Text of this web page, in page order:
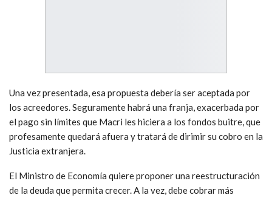
Una vez presentada, esa propuesta debería ser aceptada por
los acreedores. Seguramente habrá una franja, exacerbada por
el pago sin límites que Macri les hiciera a los fondos buitre, que
profesamente quedará afuera y tratará de dirimir su cobro en la
Justicia extranjera.
El Ministro de Economía quiere proponer una reestructuración
de la deuda que permita crecer. A la vez, debe cobrar más